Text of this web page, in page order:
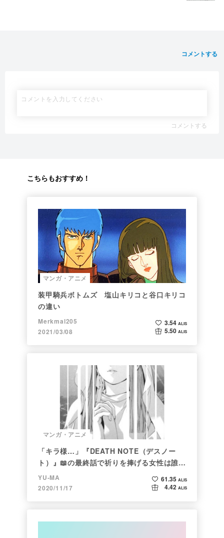
コメントする
コメントする
こちらもおすすめ！
マンガ・アニメ
装甲騎兵ボトムズ 塩山キリコと谷口キリコ
の違い
Merkmal205
2021/03/08
3.54 ALIS
5.50 ALIS
マンガ・アニメ
「キラ様…」『DEATH NOTE（デスノー
ト）』📖の最終話で祈りを捧げる女性は誰な
のか
YU-MA
2020/11/17
61.35 ALIS
4.42 ALIS